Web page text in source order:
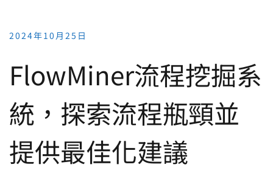
2024年10月25日
FlowMiner流程挖掘系
統，探索流程瓶頸並
提供最佳化建議